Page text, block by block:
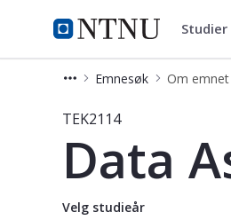
NTNU Hjemmeside
Studier Studier
Emnesøk Om emnet
Emne - Data
TEK2114
Data
Velg studieår